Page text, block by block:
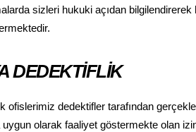
sizleri hukuki açıdan
DEDEKTİFLİK
ofislerimiz dedektifler tarafından
olarak faaliyet göstermekte olan